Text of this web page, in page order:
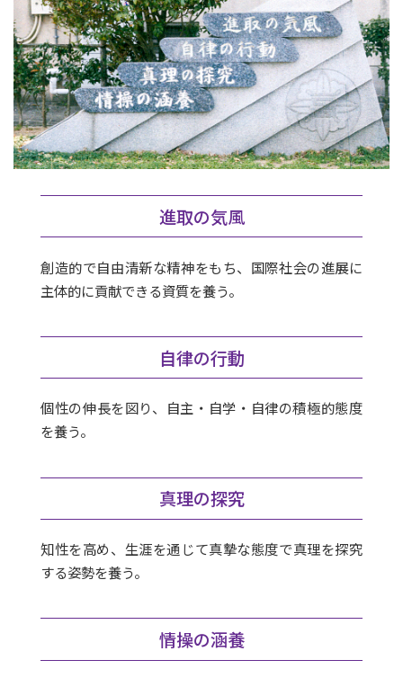
進取の気風
創造的で自由清新な精神をもち、国際社会の進展に
主体的に貢献できる資質を養う。
自律の行動
個性の伸長を図り、自主・自学・自律の積極的態度
を養う。
真理の探究
知性を高め、生涯を通じて真摯な態度で真理を探究
する姿勢を養う。
情操の涵養